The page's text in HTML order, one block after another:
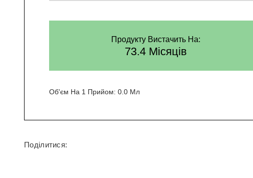
Продукту Вистачить На:
73.4 Місяців
Об'єм На 1 Прийом: 0.0 Мл
Поділитися: